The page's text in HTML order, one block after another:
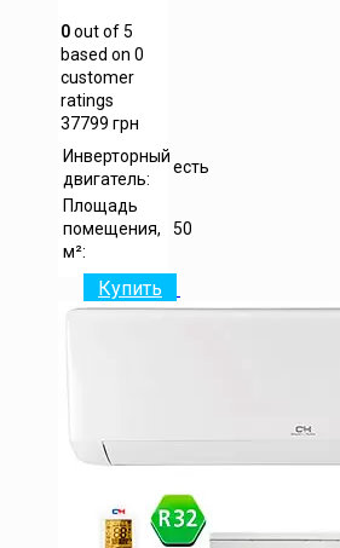
0out of5
based on 0
customer
ratings
37799 грн
Инверторный
двигатель:
есть
Площадь
помещения,
м²:
50
Купить